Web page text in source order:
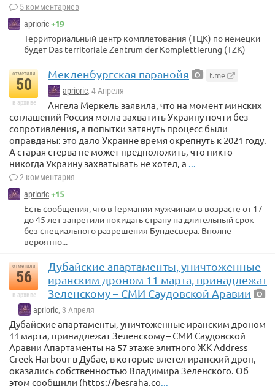
5 комментариев
aprioric+19
Территориальный центр комплетования (ТЦК) по немецки
будет Das territoriale Zentrum der Komplettierung (TZK)
отметили
50
в архиве
Мекленбургская паранойя t.me
aprioric, 4 Апреля
Ангела Меркель заявила, что на момент минских
соглашений Россия могла захватить Украину почти без
сопротивления, а попытки затянуть процесс были
оправданы: это дало Украине время окрепнуть к 2021 году.
А старая стерва не может предположить, что никто
никогда Украину захватывать не хотел, а
2 комментария
aprioric+15
Есть сообщения, что в Германии мужчинам в возрасте от 17
до 45 лет запретили покидать страну на длительный срок
без специального разрешения Бундесвера. Вполне
вероятно...
отметили
56
в архиве
Дубайские апартаменты, уничтоженные
иранским дроном 11 марта, принадлежат
Зеленскому – СМИ Саудовской Аравии
aprioric, 3 Апреля
Дубайские апартаменты, уничтоженные иранским дроном
11 марта, принадлежат Зеленскому – СМИ Саудовской
Аравии Апартаменты на 57 этаже элитного ЖК Address
Creek Harbour в Дубае, в которые влетел иранский дрон,
оказались собственностью Владимира Зеленского. Об
этом сообщили (https://besraha.co...